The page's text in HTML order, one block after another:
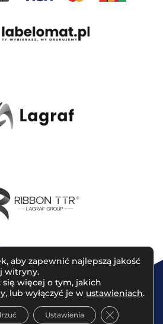
aby zapewnić najlepszą jakość
witryny.
się więcej o tym, jakich
lub wyłączyć je w ustawieniach.
Ustawienia Zamknij